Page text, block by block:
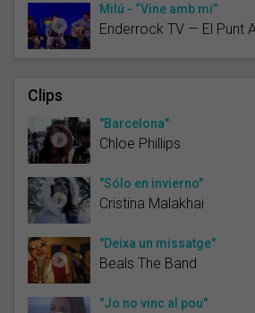
Milú - “Vine amb mi”
Enderrock TV — El Punt
Clips
"Barcelona"
Chloe Phillips
"Sólo en invierno"
Cristina Malakhai
"Deixa un missatge"
Beals The Band
"Jo no vinc al pou"